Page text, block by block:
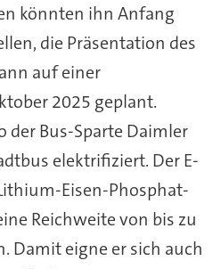
könnten ihn Anfang
die Präsentation des
auf einer
2025 geplant.
der Bus-Sparte Daimler
elektrifiziert. Der E-
Eisen-Phosphat-
Reichweite von bis zu
Damit eigne er sich auch